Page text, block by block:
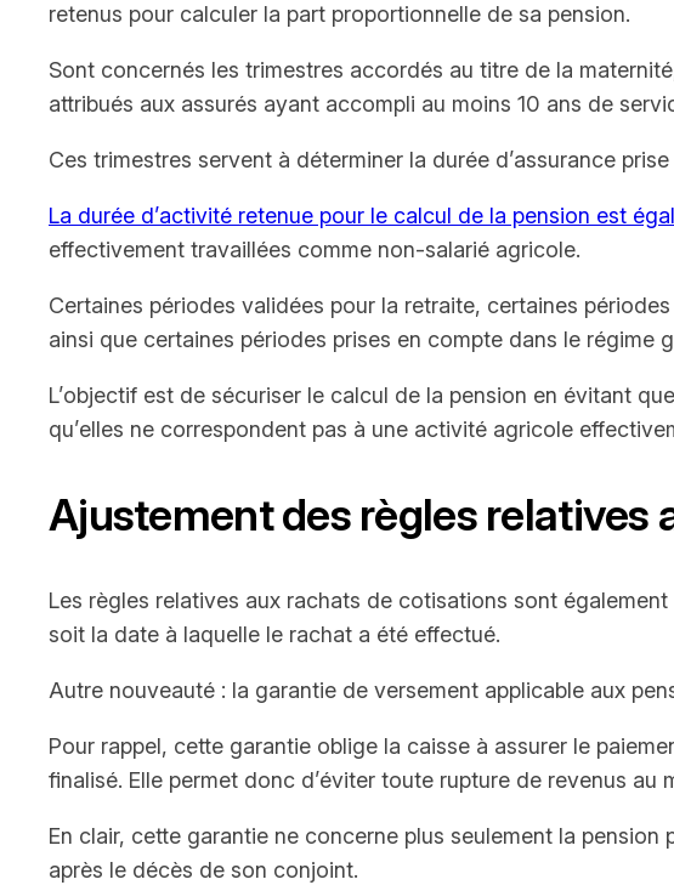
retenus pour calculer la part proportionnelle de sa pension.
Sont concernés les trimestres accordés au titre de la
attribués aux assurés ayant accompli au moins 10 ans de
Ces trimestres servent à déterminer la durée d’assurance
La durée d’activité retenue pour le calcul de la pension est
effectivement travaillées comme non-salarié agricole.
Certaines périodes validées pour la retraite, certaines
ainsi que certaines périodes prises en compte dans le régime
L’objectif est de sécuriser le calcul de la pension en évitant
qu’elles ne correspondent pas à une activité agricole
Ajustement des règles relatives
Les règles relatives aux rachats de cotisations sont
soit la date à laquelle le rachat a été effectué.
Autre nouveauté : la garantie de versement applicable aux
Pour rappel, cette garantie oblige la caisse à assurer le
finalisé. Elle permet donc d’éviter toute rupture de revenus au
En clair, cette garantie ne concerne plus seulement la
après le décès de son conjoint.